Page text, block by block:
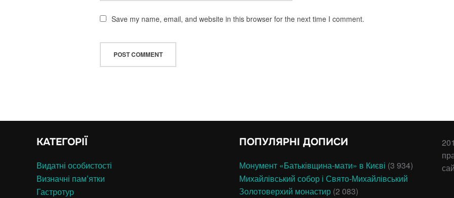
Save my name, email, and website in this browser for the next time I comment.
КАТЕГОРІЇ
Видатні особистості
Визначні пам’ятки
Гастротур
ПОПУЛЯРНІ ДОПИСИ
Монумент «Батьківщина-мати» в Києві (3 934)
Михайлівський собор і Свято-Михайлівський
Золотоверхий монастир (2 083)